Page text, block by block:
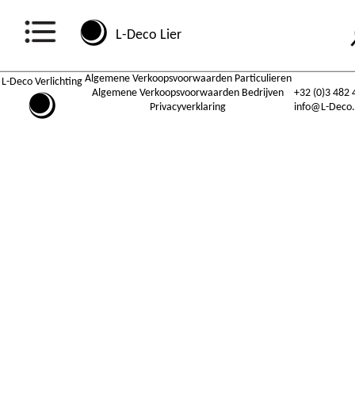
L-Deco Lier
L-Deco Verlichting Algemene Verkoopsvoorwaarden Particulieren
Algemene Verkoopsvoorwaarden Bedrijven
Privacyverklaring
+32 (0)3 482
info@L-